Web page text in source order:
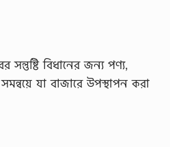
সন্তুষ্টি বিধানের জন্য পণ্য,
যা বাজারে উপস্থাপন করা